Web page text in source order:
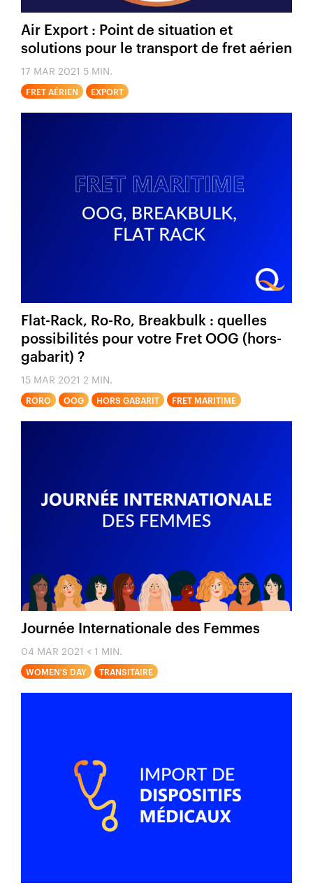
Air Export : Point de situation et
solutions pour le transport de fret aérien
17 MAR 2021 5 MIN.
FRET AÉRIEN EXPORT
Flat-Rack, Ro-Ro, Breakbulk : quelles
possibilités pour votre Fret OOG (hors-
gabarit) ?
15 MAR 2021 2 MIN.
RORO OOG HORS GABARIT FRET MARITIME
Journée Internationale des Femmes
04 MAR 2021 < 1 MIN.
WOMEN'S DAY TRANSITAIRE